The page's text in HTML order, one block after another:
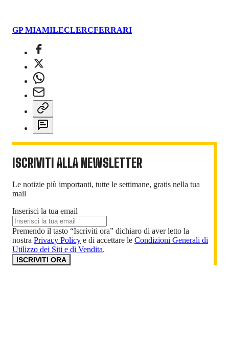
GP MIAMILECLERCFERRARI
ISCRIVITI ALLA NEWSLETTER
Le notizie più importanti, tutte le settimane, gratis nella tua
mail
Inserisci la tua email
Premendo il tasto “Iscriviti ora” dichiaro di aver letto la
nostra Privacy Policy e di accettare le Condizioni Generali di
Utilizzo dei Siti e di Vendita.
ISCRIVITI ORA